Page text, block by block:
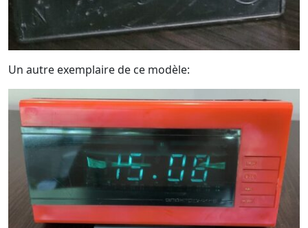
Un autre exemplaire de ce modèle: